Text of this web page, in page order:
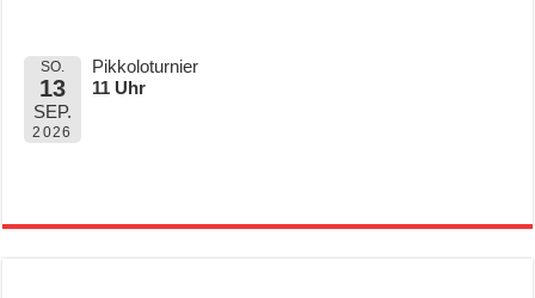
SO.
13
SEP.
2026
Pikkoloturnier
11 Uhr